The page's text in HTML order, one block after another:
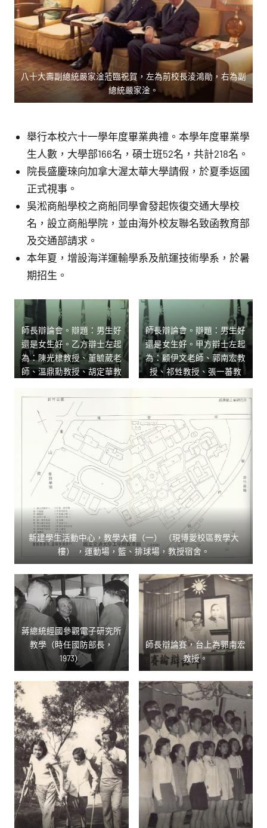
八十大壽副總統嚴家淦蒞臨祝賀，左為前校長淩鴻勛，右為副
總統嚴家淦。
舉行本校六十一學年度畢業典禮。本學年度畢業學
生人數，大學部166名，碩士班52名，共計218名。
院長盛慶琜向加拿大渥太華大學請假，於夏季返國
正式視事。
吳淞商船學校之商船同學會發起恢復交通大學校
名，設立商船學院，並由海外校友聯名致函教育部
及交通部請求。
本年夏，增設海洋運輸學系及航運技術學系，於暑
期招生。
師長辯論會。辯題：男生好
還是女生好。乙方辯士左起
為：陳光棣教授、董毓葳老
師、溫鼎勳教授、胡定華教
師長辯論會。辯題：男生好
還是女生好。甲方辯士左起
為：顧伊文老師、郭南宏教
授、祁甡教授、張一蕃教
新建學生活動中心，教學大樓（一） （現博愛校區教學大
樓） ，運動場，籃、排球場，教授宿舍。
蔣總統經國參觀電子研究所
教學（時任國防部長，
1973）
師長辯論賽，台上為郭南宏
教授。